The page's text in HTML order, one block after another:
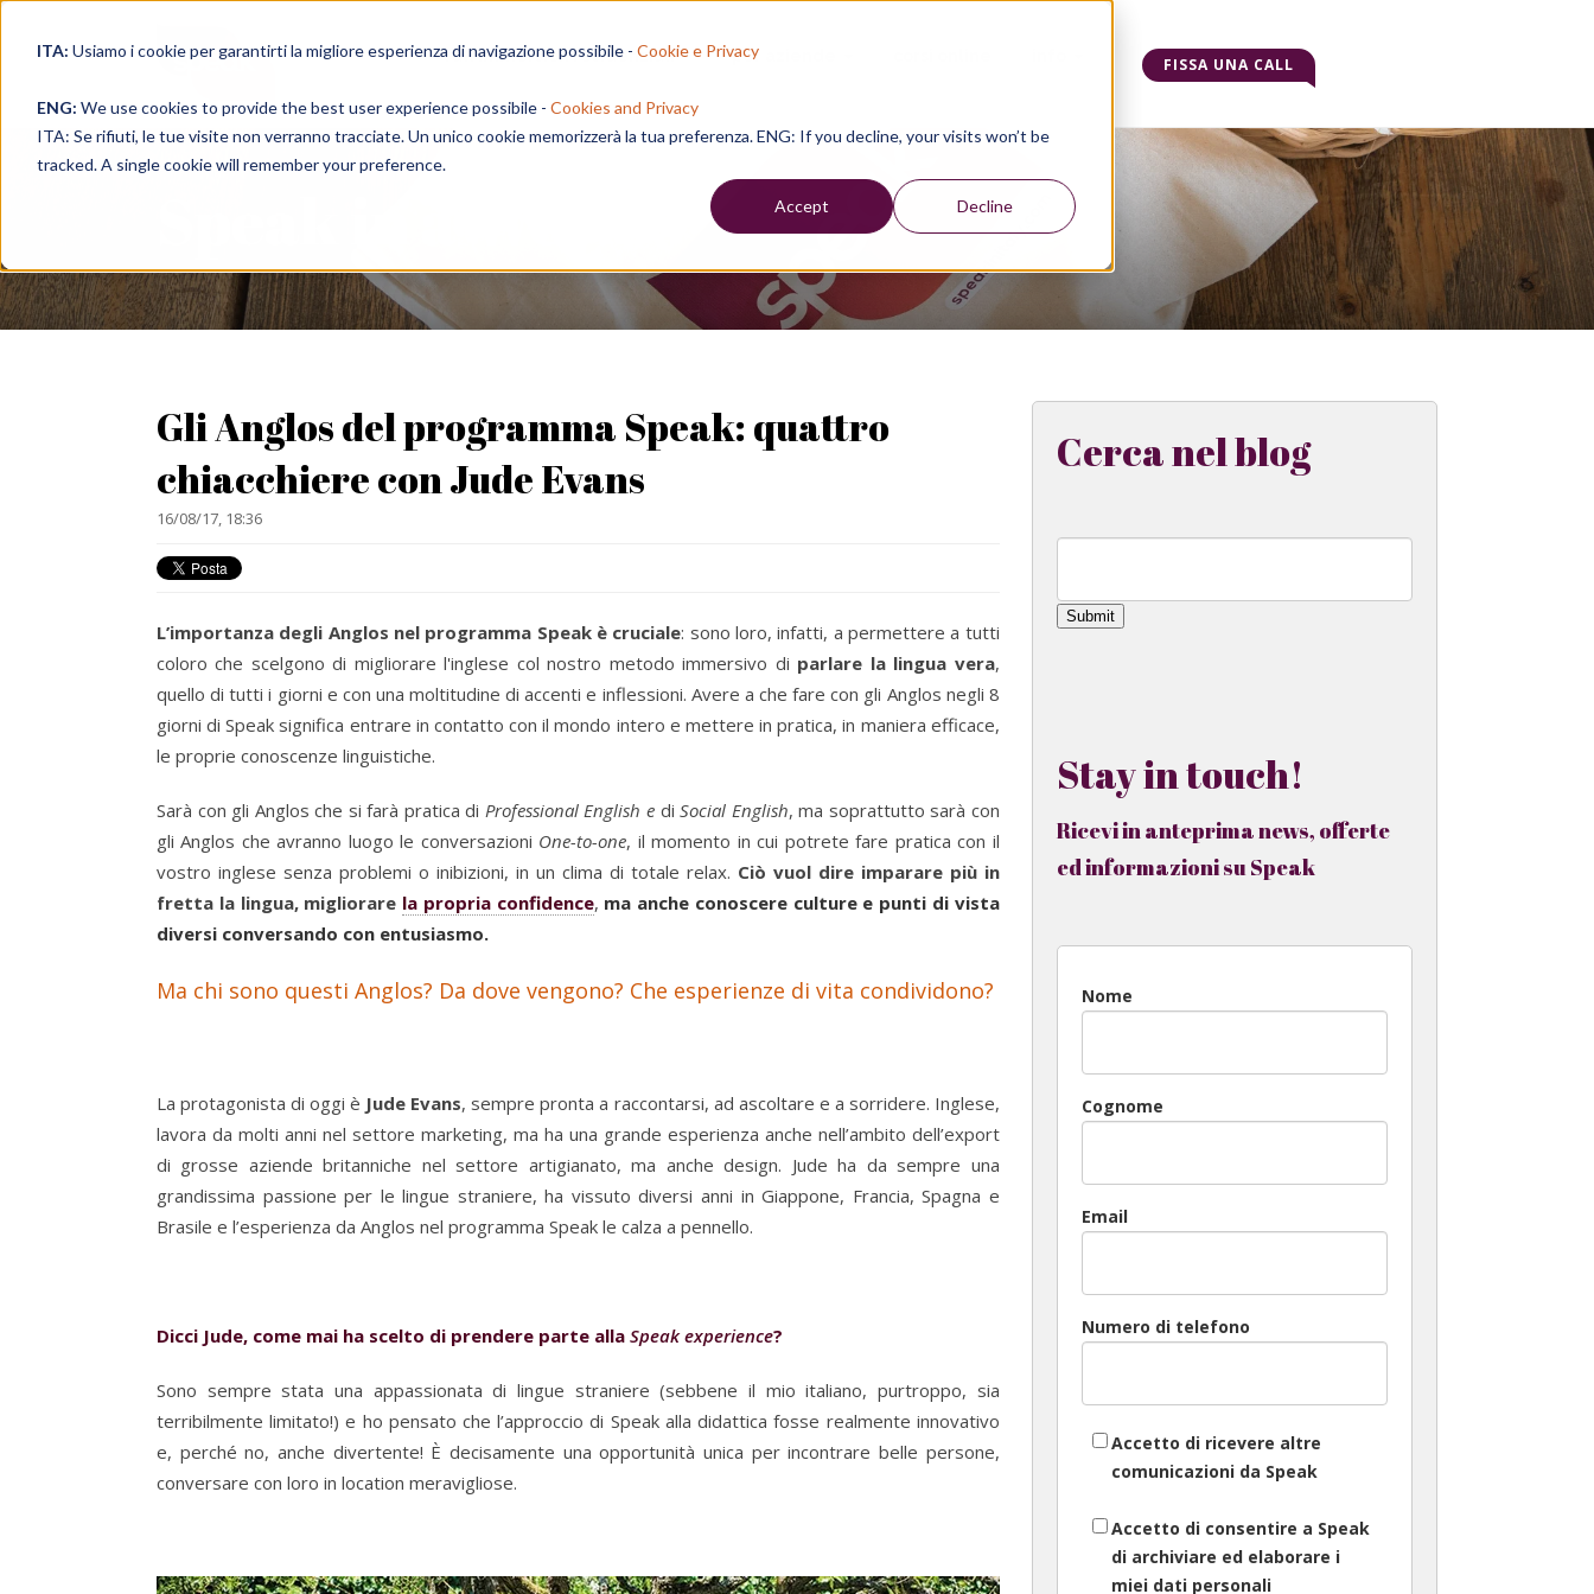
ITA: Usiamo i cookie per garantirti la migliore esperienza di navigazione possibile - Cookie e Privacy
ENG: We use cookies to provide the best user experience possibile - Cookies and Privacy
ITA: Se rifiuti, le tue visite non verranno tracciate. Un unico cookie memorizzerà la tua preferenza. ENG: If you decline, your visits won’t be
tracked. A single cookie will remember your preference.
Accept Decline
full immersion residenziali per aziende FISSA UNA CALL
Gli Anglos del programma Speak: quattro
chiacchiere con Jude Evans
16/08/17, 18:36
L’importanza degli Anglos nel programma Speak è cruciale: sono loro, infatti, a permettere a tutti
coloro che scelgono di migliorare l'inglese col nostro metodo immersivo di parlare la lingua vera,
quello di tutti i giorni e con una moltitudine di accenti e inflessioni. Avere a che fare con gli Anglos negli 8
giorni di Speak significa entrare in contatto con il mondo intero e mettere in pratica, in maniera efficace,
le proprie conoscenze linguistiche.
Sarà con gli Anglos che si farà pratica di Professional English edi Social English, ma soprattutto sarà con
gli Anglos che avranno luogo le conversazioni One-to-one, il momento in cui potrete fare pratica con il
vostro inglese senza problemi o inibizioni, in un clima di totale relax. Ciò vuol dire imparare più in
fretta la lingua, migliorare la propria confidence, ma anche conoscere culture e punti di vista
diversi conversando con entusiasmo.
Ma chi sono questi Anglos? Da dove vengono? Che esperienze di vita condividono?
La protagonista di oggi è Jude Evans, sempre pronta a raccontarsi, ad ascoltare e a sorridere. Inglese,
lavora da molti anni nel settore marketing, ma ha una grande esperienza anche nell’ambito dell’export
di grosse aziende britanniche nel settore artigianato, ma anche design. Jude ha da sempre una
grandissima passione per le lingue straniere, ha vissuto diversi anni in Giappone, Francia, Spagna e
Brasile e l’esperienza da Anglos nel programma Speak le calza a pennello.
Dicci Jude, come mai ha scelto di prendere parte alla Speak experience?
Sono sempre stata una appassionata di lingue straniere (sebbene il mio italiano, purtroppo, sia
terribilmente limitato!) e ho pensato che l’approccio di Speak alla didattica fosse realmente innovativo
e, perché no, anche divertente! È decisamente una opportunità unica per incontrare belle persone,
conversare con loro in location meravigliose.
Cerca nel blog
Submit
Stay in touch!
Ricevi in anteprima news, offerte
ed informazioni su Speak
Nome
Cognome
Email
Numero di telefono
Accetto di ricevere altre
comunicazioni da Speak
Accetto di consentire a Speak
di archiviare ed elaborare i
miei dati personali